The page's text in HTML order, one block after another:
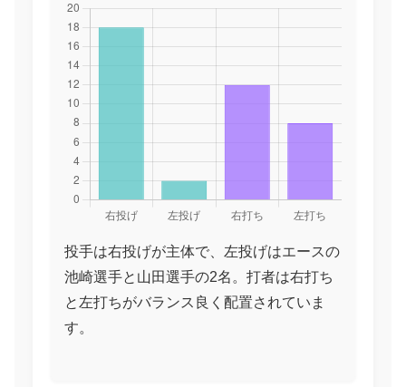
投手は右投げが主体で、左投げはエースの
池崎選手と山田選手の2名。打者は右打ち
と左打ちがバランス良く配置されていま
す。